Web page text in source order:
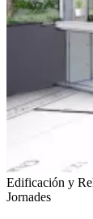
Edificación y
Jornades